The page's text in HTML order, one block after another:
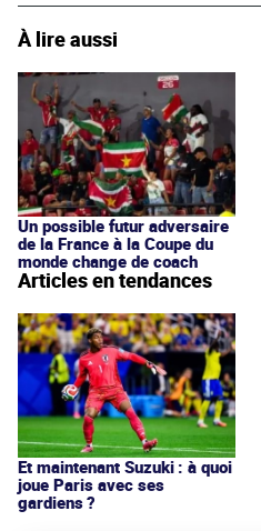
À lire aussi
Un possible futur adversaire
de la France à la Coupe du
monde change de coach
Articles en tendances
Et maintenant Suzuki : à quoi
joue Paris avec ses
gardiens ?